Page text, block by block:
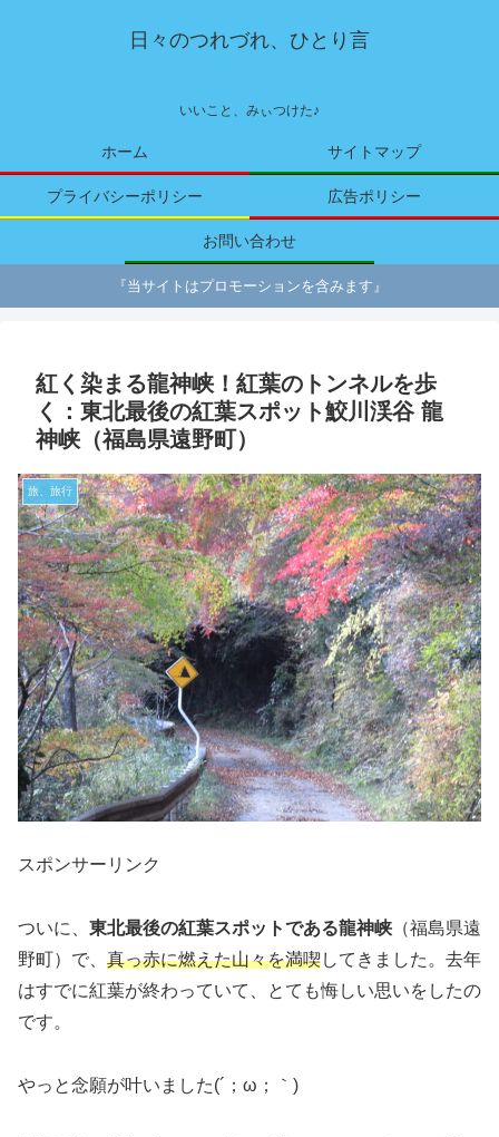
日々のつれづれ、ひとり言
いいこと、みぃつけた♪
ホーム サイトマップ
プライバシーポリシー 広告ポリシー
お問い合わせ
『当サイトはプロモーションを含みます』
紅く染まる龍神峡！紅葉のトンネルを歩
く：東北最後の紅葉スポット鮫川渓谷 龍
神峡（福島県遠野町）
旅、旅行
スポンサーリンク
ついに、 東北最後の紅葉スポットである龍神峡 （福島県遠
野町）で、 真っ赤に燃えた山々を満喫してきました。 去年
はすでに紅葉が終わっていて、とても悔しい思いをしたの
です。
やっと念願が叶いました(´；ω；｀)